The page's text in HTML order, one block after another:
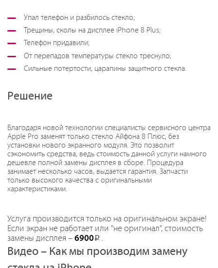
Упал телефон и разбилось стекло;
Трещины, сколы на дисплее iPhone 8 Plus;
Телефон придавили;
От перепадов температуры стекло треснуло;
Сильные потертости, царапины защитного стекла.
Решение
Благодаря новой технологии специалисты сервисного центра
Apple Pro заменят только стекло Айфона 8 Плюс, без
установки нового экранного модуля. Это позволит
сэкономить средства, ведь стоимость данной услуги намного
дешевле полной замены дисплея в сборе. Процедура
занимает несколько часов, выдается гарантия. Запчасти
только высокого качества с оригинальными
характеристиками.
Услуга производится только на оригинальном экране!
Если экран не работает или "не оригинал", стоимость
замены дисплея – 6900 Р .
Видео – Как мы производим замену